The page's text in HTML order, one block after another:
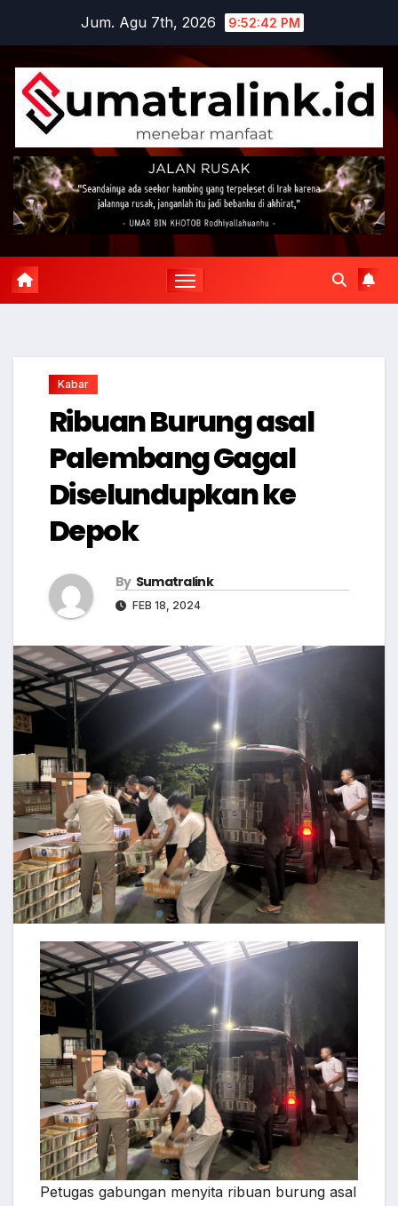
content
Jum. Agu 7th, 2026 9:52:43 PM
Kabar
Ribuan Burung asal
Palembang Gagal
Diselundupkan ke
Depok
By Sumatralink
FEB 18, 2024
Petugas gabungan menyita ribuan burung asal